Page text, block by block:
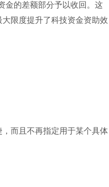
金的差额部分予以收回。这
限度提升了科技资金资助效
，而且不再指定用于某个具体